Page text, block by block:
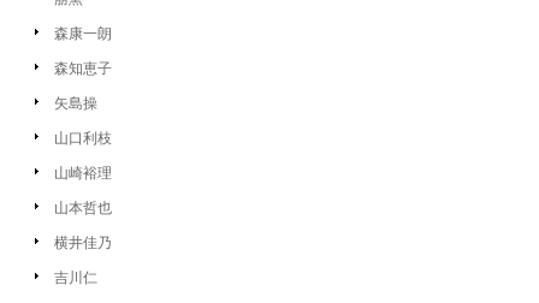
森康一朗
森知恵子
矢島操
山口利枝
山崎裕理
山本哲也
横井佳乃
吉川仁